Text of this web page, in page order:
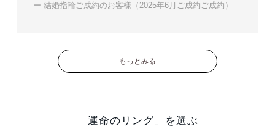
ー 結婚指輪ご成約のお客様（2025年6月ご成約ご成約）
もっとみる
「運命のリング」を選ぶ